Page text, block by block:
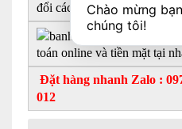
đổi cách trang trí, size và
Gửi hình
toán online và tiền mặt tại
Đặt hàng nhanh Zalo :
012
Chào mừng
chúng tôi!